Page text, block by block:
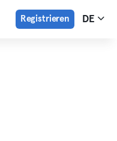
Registrieren DE